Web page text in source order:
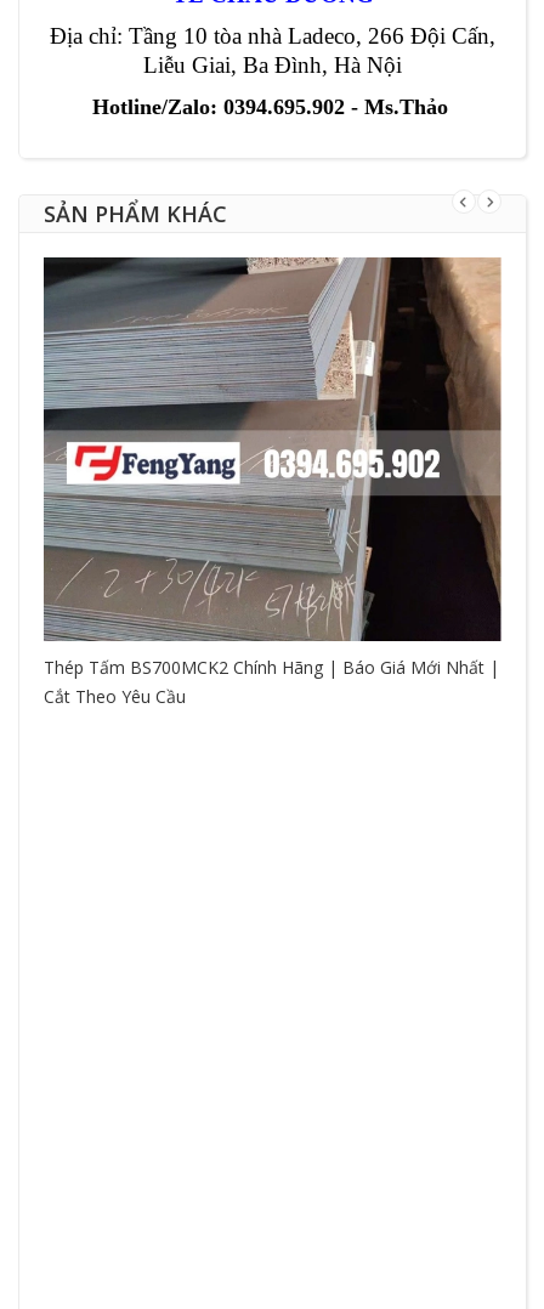
Địa chỉ: Tầng 10 tòa nhà Ladeco, 266 Đội Cấn,
Liễu Giai, Ba Đình, Hà Nội
Hotline/Zalo: 0394.695.902 - Ms.Thảo
SẢN PHẨM KHÁC
Thép Tấm BS700MCK2 Chính Hãng | Báo Giá Mới Nhất |
Cắt Theo Yêu Cầu